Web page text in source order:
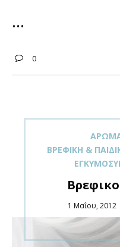
0
ΒΡΕΦΙΚΉ &
Posted
1 Μαΐου, 2012